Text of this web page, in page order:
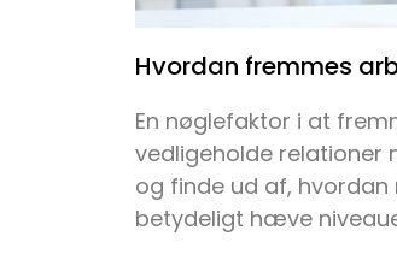
Hvordan fremmes
En nøglefaktor i at
vedligeholde relationer
og finde ud af,
betydeligt hæve